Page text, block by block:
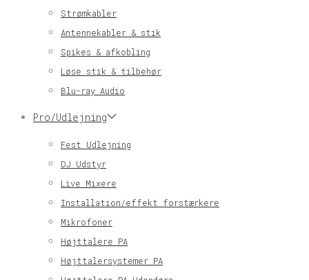
Strømkabler
Antennekabler & stik
Spikes & afkobling
Løse stik & tilbehør
Blu-ray Audio
Pro/Udlejning
Fest Udlejning
DJ Udstyr
Live Mixere
Installation/effekt forstærkere
Mikrofoner
Højttalere PA
Højttalersystemer PA